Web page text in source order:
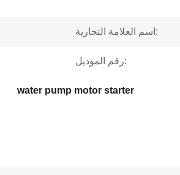
اسم العلامة التجارية:
رقم الموديل:
water pump motor starter